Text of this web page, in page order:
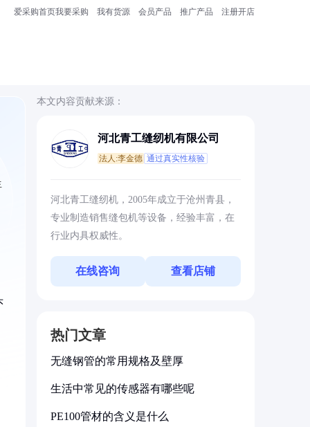
爱采购首页我要采购 我有货源 会员产品 推广产品 注册开店
本文内容贡献来源：
河北青工缝纫机有限公司
法人:李金德 通过真实性核验
河北青工缝纫机，2005年成立于沧州青县，
专业制造销售缝包机等设备，经验丰富，在
行业内具权威性。
在线咨询 查看店铺
热门文章
无缝钢管的常用规格及壁厚
生活中常见的传感器有哪些呢
PE100管材的含义是什么